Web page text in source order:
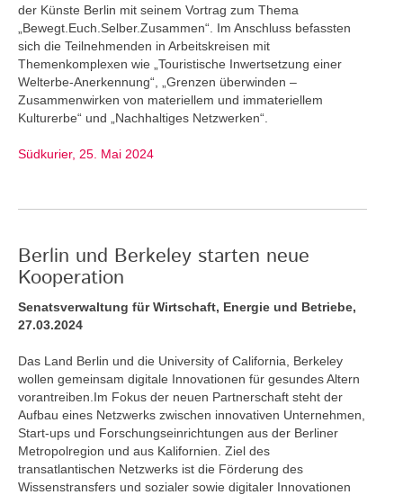
der Künste Berlin mit seinem Vortrag zum Thema
„Bewegt.Euch.Selber.Zusammen“. Im Anschluss befassten
sich die Teilnehmenden in Arbeitskreisen mit
Themenkomplexen wie „Touristische Inwertsetzung einer
Welterbe-Anerkennung“, „Grenzen überwinden –
Zusammenwirken von materiellem und immateriellem
Kulturerbe“ und „Nachhaltiges Netzwerken“.
Südkurier, 25. Mai 2024
Berlin und Berkeley starten neue
Kooperation
Senatsverwaltung für Wirtschaft, Energie und Betriebe,
27.03.2024
Das Land Berlin und die University of California, Berkeley
wollen gemeinsam digitale Innovationen für gesundes Altern
vorantreiben.Im Fokus der neuen Partnerschaft steht der
Aufbau eines Netzwerks zwischen innovativen Unternehmen,
Start-ups und Forschungseinrichtungen aus der Berliner
Metropolregion und aus Kalifornien. Ziel des
transatlantischen Netzwerks ist die Förderung des
Wissenstransfers und sozialer sowie digitaler Innovationen